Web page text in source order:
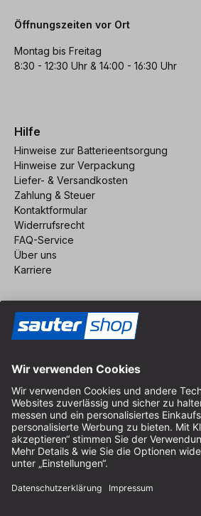
Öffnungszeiten vor Ort
Montag bis Freitag
8:30 - 12:30 Uhr & 14:00 - 16:30 Uhr
Hilfe
Hinweise zur Batterieentsorgung
Hinweise zur Verpackung
Liefer- & Versandkosten
Zahlung & Steuer
Kontaktformular
Widerrufsrecht
FAQ-Service
Über uns
Karriere
Impressum
AGB
Datenschutz
Cookie-Einstellungen
© 2026 sauter GmbH